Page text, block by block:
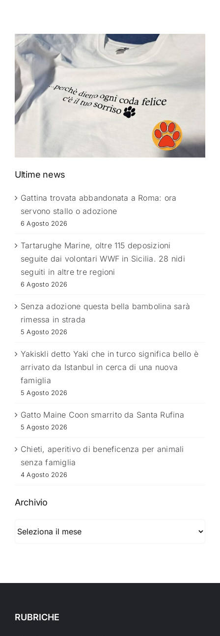
Ultime news
Gattina trovata abbandonata a Roma: ora
servono stallo o adozione
6 Agosto 2026
Tartarughe Marine, oltre 115 deposizioni
seguite dai volontari WWF in Sicilia. 28 nidi
seguiti in altre tre regioni
6 Agosto 2026
Senza adozione questa bella bambolina sarà
rimessa in strada
5 Agosto 2026
Yakiskli detto Yaki che in turco significa bello è
arrivato da Istanbul in cerca di una nuova
famiglia
5 Agosto 2026
Gatto Maine Coon smarrito da Santa Rufina
5 Agosto 2026
Chieti, aperitivo di beneficenza per animali
senza famiglia
4 Agosto 2026
Archivio
RUBRICHE